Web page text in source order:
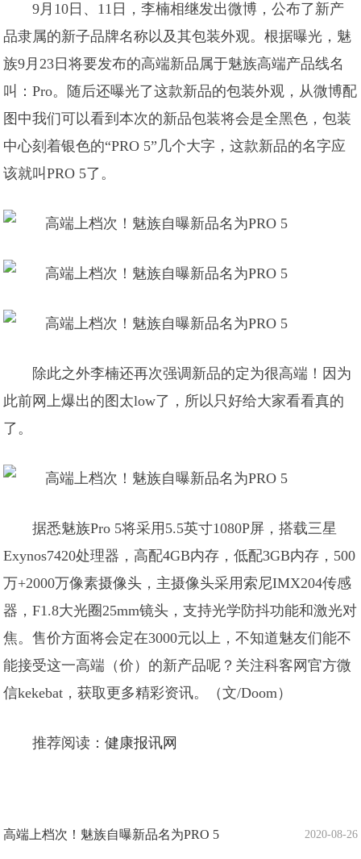
9月10日、11日，李楠相继发出微博，公布了新产
品隶属的新子品牌名称以及其包装外观。根据曝光，魅
族9月23日将要发布的高端新品属于魅族高端产品线名
叫：Pro。随后还曝光了这款新品的包装外观，从微博配
图中我们可以看到本次的新品包装将会是全黑色，包装
中心刻着银色的“PRO 5”几个大字，这款新品的名字应
该就叫PRO 5了。
除此之外李楠还再次强调新品的定为很高端！因为
此前网上爆出的图太low了，所以只好给大家看看真的
了。
据悉魅族Pro 5将采用5.5英寸1080P屏，搭载三星
Exynos7420处理器，高配4GB内存，低配3GB内存，500
万+2000万像素摄像头，主摄像头采用索尼IMX204传感
器，F1.8大光圈25mm镜头，支持光学防抖功能和激光对
焦。售价方面将会定在3000元以上，不知道魅友们能不
能接受这一高端（价）的新产品呢？关注科客网官方微
信kekebat，获取更多精彩资讯。（文/Doom）
推荐阅读：健康报讯网
2020-08-26
高端上档次！魅族自曝新品名为PRO 5